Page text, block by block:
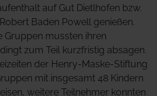
auf Gut Dietlhofen bzw.
Baden Powell genießen.
Gruppen mussten ihren
zum Teil kurzfristig absagen.
der Henry-Maske-Stiftung
mit insgesamt 48 Kindern
weitere Teilnehmer konnten